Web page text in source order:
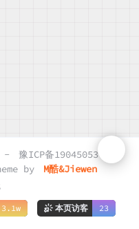
-
豫ICP备19045053号-2
by
M酷&Jiewen
3.1w 本页访客 23